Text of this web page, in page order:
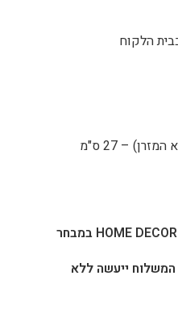
הלקוח
– 27 ס"מ
מזרני AMBASSADOR מבית HOME DECOR במבחר
המשלוח ייעשה ללא